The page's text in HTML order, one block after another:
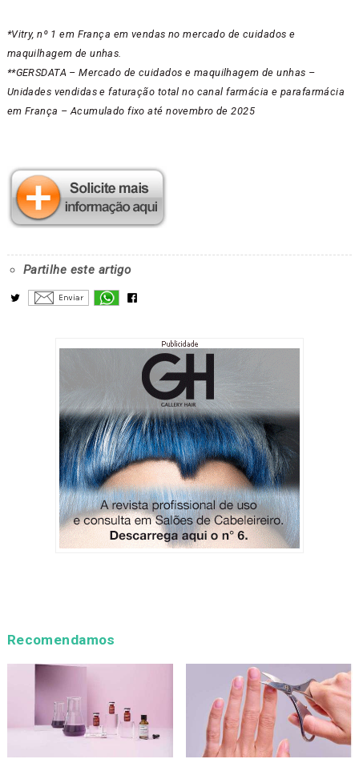
*Vitry, nº 1 em França em vendas no mercado de cuidados e
maquilhagem de unhas.
**GERSDATA – Mercado de cuidados e maquilhagem de unhas –
Unidades vendidas e faturação total no canal farmácia e parafarmácia
em França – Acumulado fixo até novembro de 2025
Partilhe este artigo
Recomendamos